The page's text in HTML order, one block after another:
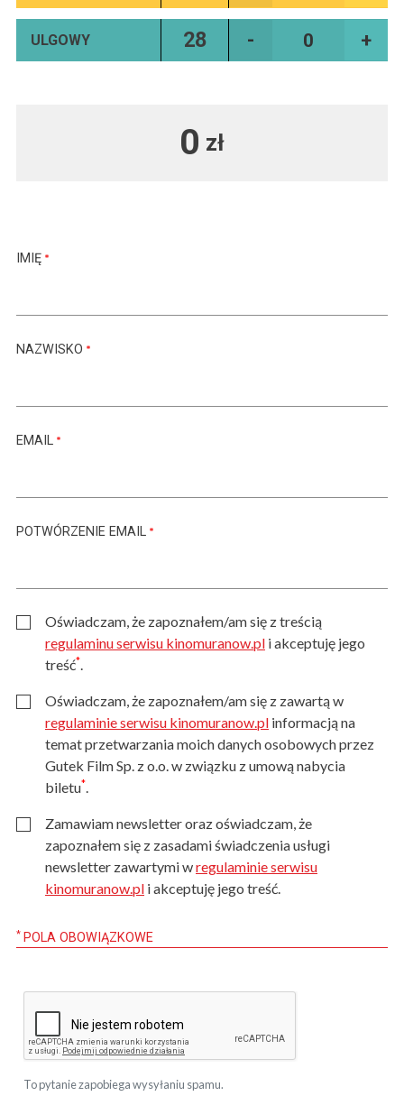
ULGOWY 28
0 zł
IMIĘ
NAZWISKO
EMAIL
POTWÓRZENIE EMAIL
Oświadczam, że zapoznałem/am się z treścią
regulaminu serwisu kinomuranow.pl i akceptuję jego
treść*.
Oświadczam, że zapoznałem/am się z zawartą w
regulaminie serwisu kinomuranow.pl informacją na
temat przetwarzania moich danych osobowych przez
Gutek Film Sp. z o.o. w związku z umową nabycia
biletu*.
Zamawiam newsletter oraz oświadczam, że
zapoznałem się z zasadami świadczenia usługi
newsletter zawartymi wregulaminie serwisu
kinomuranow.pl i akceptuję jego treść.
* POLA OBOWIĄZKOWE
To pytanie zapobiega wysyłaniu spamu.